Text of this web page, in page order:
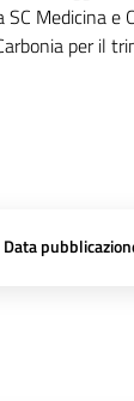
Medicina e
per il
Data